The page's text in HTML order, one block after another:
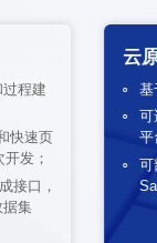
程建
快速页
发；
接口，
集
云
基
可
平
可